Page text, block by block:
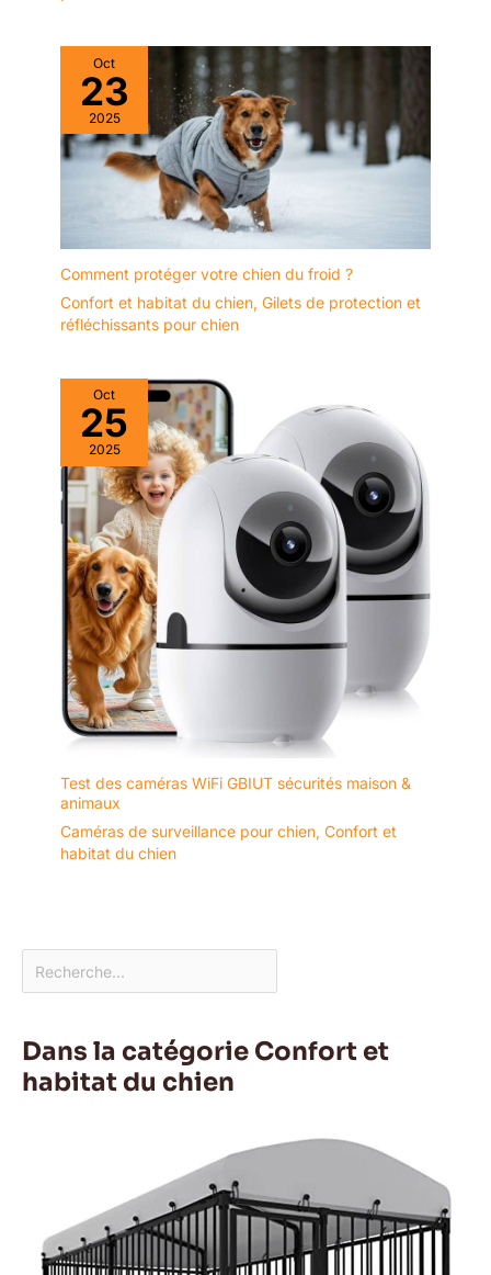
nos clients en France et
en Europe UNE
CONCEPTION
FRANCAISE 🟦⬜🟥One
PETS-TOP est fabricants
de paniers et mobilier
pour chiens depuis 2017
le panier pour chien
grande taille DODO
Donut en est le plus
abouti, nous mettons
notre coeur à développer
des accessoires
qualité supérieure est
maintenant reconnue par
nos clients en France et
en Europe.
Oct
23
2025
Comment protéger votre chien du froid ?
Confort et habitat du chien, Gilets de protection et
réfléchissants pour chien
Oct
25
2025
Test des caméras WiFi GBIUT sécurités maison &
animaux
Caméras de surveillance pour chien, Confort et
habitat du chien
Dans la catégorie Confort et
habitat du chien